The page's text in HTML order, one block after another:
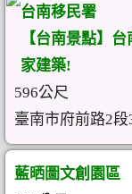
台南移民署
【台南景點】
家建築!
596公尺
臺南市府前路2段
藍晒圖文創園區